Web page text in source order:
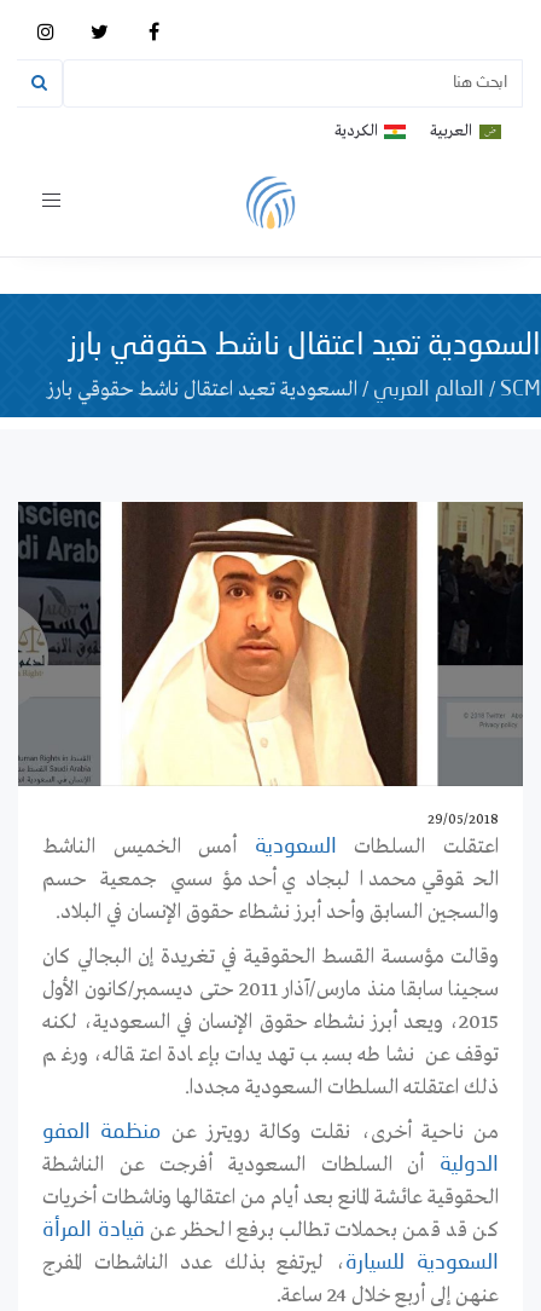
العربية الكردية
Toggle
السعودية تعيد اعتقال ناشط حقوقي بارز
SCM
/ العالم العربي / السعودية تعيد اعتقال ناشط حقوقي بارز
29/05/2018
اعتقلت السلطات السعودية
أمس الخميس الناشط
الحقوقي محمد البجادي أحد مؤسسي جمعية حسم
والسجين السابق وأحد أبرز نشطاء حقوق الإنسان في البلاد.
وقالت مؤسسة القسط الحقوقية في تغريدة إن البجالي كان
سجينا سابقا منذ مارس/آذار 2011 حتى ديسمبر/كانون الأول
2015، ويعد أبرز نشطاء حقوق الإنسان في السعودية، لكنه
توقف عن نشاطه بسبب تهديدات بإعادة اعتقاله، ورغم
ذلك اعتقلته السلطات السعودية مجددا.
من ناحية أخرى، نقلت وكالة رويترز عن منظمة العفو
الدولية
أن السلطات السعودية أفرجت عن الناشطة
الحقوقية عائشة المانع بعد أيام من اعتقالها وناشطات أخريات
كن قد قمن بحملات تطالب برفع الحظر عن قيادة المرأة
السعودية للسيارة ، ليرتفع بذلك عدد الناشطات المفرج
عنهن إلى أربع خلال 24 ساعة.